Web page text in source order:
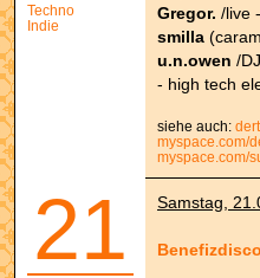
Techno
Indie
Gregor. /live
smilla
u.n.owen /
- high tech
siehe auch:
myspace.com/
myspace.com/
21 Samstag,